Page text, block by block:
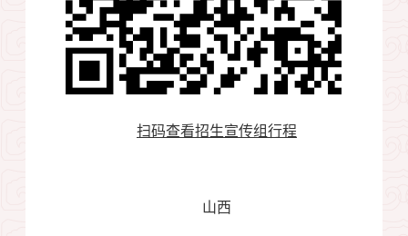
扫码查看招生宣传组行程
山西